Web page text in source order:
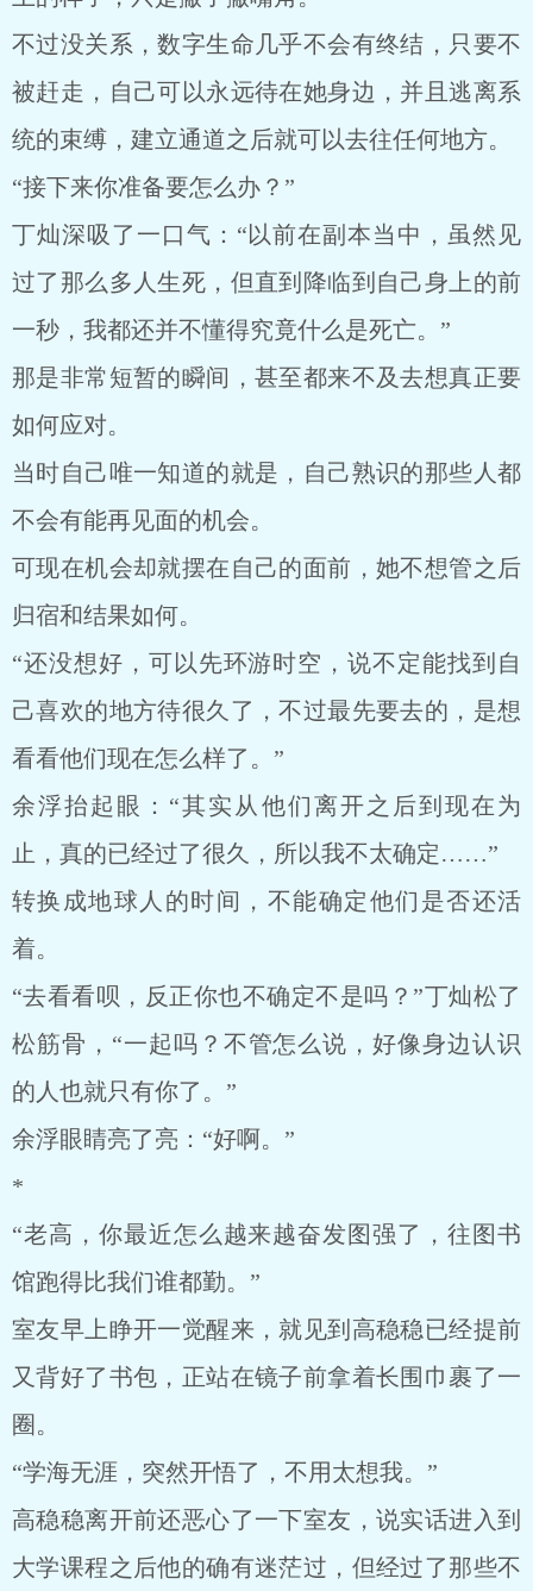
不过没关系，数字生命几乎不会有终结，只要不
被赶走，自己可以永远待在她身边，并且逃离系
统的束缚，建立通道之后就可以去往任何地方。
“接下来你准备要怎么办？”
丁灿深吸了一口气：“以前在副本当中，虽然见
过了那么多人生死，但直到降临到自己身上的前
一秒，我都还并不懂得究竟什么是死亡。”
那是非常短暂的瞬间，甚至都来不及去想真正要
如何应对。
当时自己唯一知道的就是，自己熟识的那些人都
不会有能再见面的机会。
可现在机会却就摆在自己的面前，她不想管之后
归宿和结果如何。
“还没想好，可以先环游时空，说不定能找到自
己喜欢的地方待很久了，不过最先要去的，是想
看看他们现在怎么样了。”
余浮抬起眼：“其实从他们离开之后到现在为
止，真的已经过了很久，所以我不太确定……”
转换成地球人的时间，不能确定他们是否还活
着。
“去看看呗，反正你也不确定不是吗？”丁灿松了
松筋骨，“一起吗？不管怎么说，好像身边认识
的人也就只有你了。”
余浮眼睛亮了亮：“好啊。”
*
“老高，你最近怎么越来越奋发图强了，往图书
馆跑得比我们谁都勤。”
室友早上睁开一觉醒来，就见到高稳稳已经提前
又背好了书包，正站在镜子前拿着长围巾裹了一
圈。
“学海无涯，突然开悟了，不用太想我。”
高稳稳离开前还恶心了一下室友，说实话进入到
大学课程之后他的确有迷茫过，但经过了那些不